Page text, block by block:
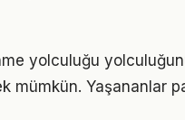
yolculuğu
mümkün. Yaşananlar